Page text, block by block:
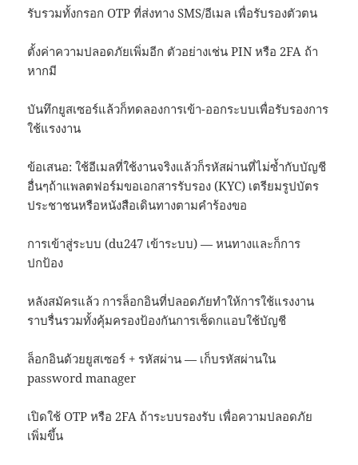
รับรวมทั้งกรอก OTP ที่ส่งทาง SMS/อีเมล เพื่อรับรองตัวตน
ตั้งค่าความปลอดภัยเพิ่มอีก ตัวอย่างเช่น PIN หรือ 2FA ถ้า
หากมี
บันทึกยูสเซอร์แล้วก็ทดลองการเข้า-ออกระบบเพื่อรับรองการ
ใช้แรงงาน
ข้อเสนอ: ใช้อีเมลที่ใช้งานจริงแล้วก็รหัสผ่านที่ไม่ซ้ำกับบัญชี
อื่นๆถ้าแพลตฟอร์มขอเอกสารรับรอง (KYC) เตรียมรูปบัตร
ประชาชนหรือหนังสือเดินทางตามคำร้องขอ
การเข้าสู่ระบบ (du247 เข้าระบบ) — หนทางและก็การ
ปกป้อง
หลังสมัครแล้ว การล็อกอินที่ปลอดภัยทำให้การใช้แรงงาน
ราบรื่นรวมทั้งคุ้มครองป้องกันการเช็ดกแอบใช้บัญชี
ล็อกอินด้วยยูสเซอร์ + รหัสผ่าน — เก็บรหัสผ่านใน
password manager
เปิดใช้ OTP หรือ 2FA ถ้าระบบรองรับ เพื่อความปลอดภัย
เพิ่มขึ้น